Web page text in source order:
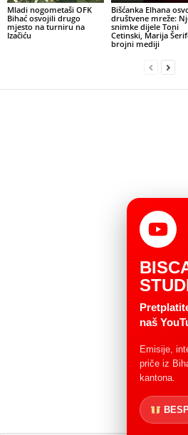
Mladi nogometaši OFK
Bihać osvojili drugo
mjesto na turniru na
Izačiću
Bišćanka Elhana
društvene mreže:
snimke dijele Toni
Cetinski, Marija
brojni mediji
naš
Emisije,
priče iz
kantona.